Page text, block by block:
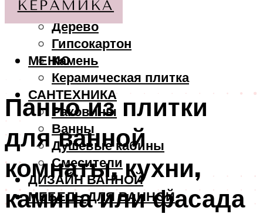
МАТЕРИАЛЫ
Дерево
Гипсокартон
Камень
Керамическая плитка
САНТЕХНИКА
Раковины
Ванны
Душевые кабины
Смесители
ДИЗАЙН ВАННОЙ
МЕБЕЛЬ ДЛЯ ВАННОЙ
МЕНЮ
Панно из плитки
для ванной
комнаты, кухни,
камина или фасада